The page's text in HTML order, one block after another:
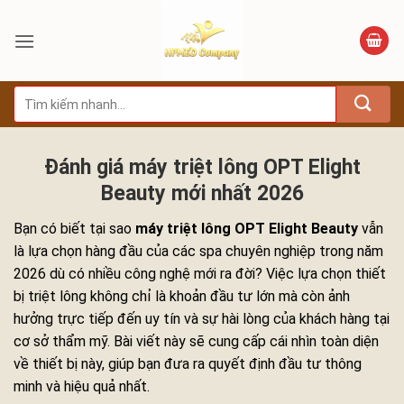
qua
dung
Tìm
kiếm:
Đánh giá máy triệt lông OPT Elight
Beauty mới nhất 2026
Bạn có biết tại sao máy triệt lông OPT Elight Beauty vẫn
là lựa chọn hàng đầu của các spa chuyên nghiệp trong năm
2026 dù có nhiều công nghệ mới ra đời? Việc lựa chọn thiết
bị triệt lông không chỉ là khoản đầu tư lớn mà còn ảnh
hưởng trực tiếp đến uy tín và sự hài lòng của khách hàng tại
cơ sở thẩm mỹ. Bài viết này sẽ cung cấp cái nhìn toàn diện
về thiết bị này, giúp bạn đưa ra quyết định đầu tư thông
minh và hiệu quả nhất.